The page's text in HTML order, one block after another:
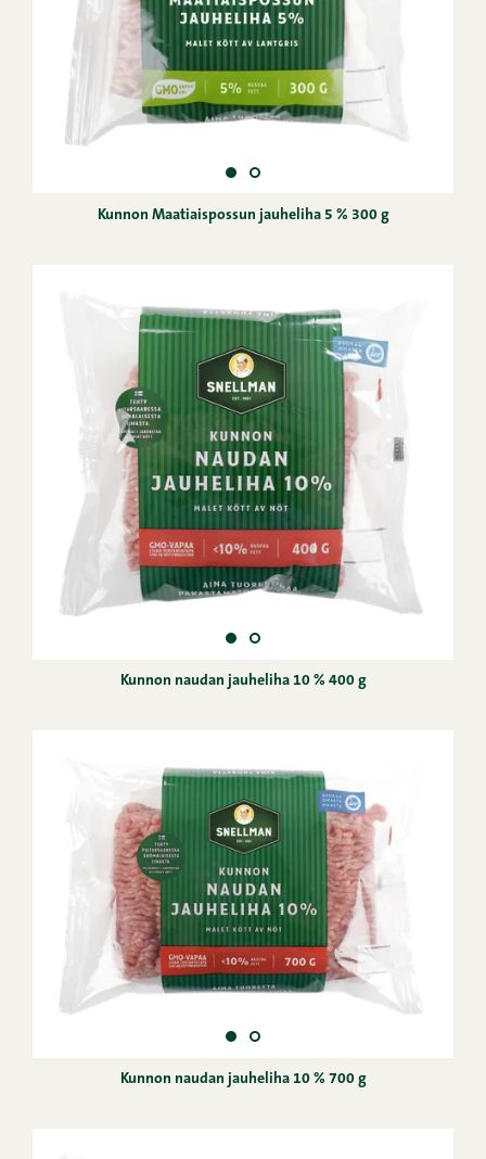
Kunnon Maatiaispossun jauheliha 5 % 300 g
Kunnon naudan jauheliha 10 % 400 g
Kunnon naudan jauheliha 10 % 700 g